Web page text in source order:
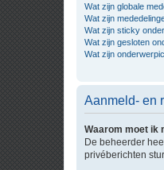
Wat zijn globale
Wat zijn
Wat zijn sticky
Wat zijn gesloten
Wat zijn
Aanmeld- en
Waarom moet ik
De beheerder
privéberichten